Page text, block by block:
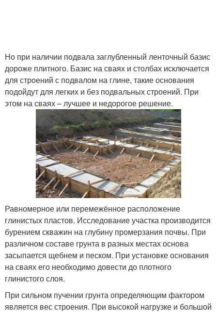
Но при наличии подвала заглубленный ленточный базис
дороже плитного. Базис на сваях и столбах исключается
для строений с подвалом на глине, такие основания
подойдут для легких и без подвальных строений. При
этом на сваях – лучшее и недорогое решение.
Равномерное или перемежённое расположение
глинистых пластов. Исследование участка производится
бурением скважин на глубину промерзания почвы. При
различном составе грунта в разных местах основа
засыпается щебнем и песком. При установке основания
на сваях его необходимо довести до плотного
глинистого слоя.
При сильном пучении грунта определяющим фактором
является вес строения. При высокой нагрузке и большой